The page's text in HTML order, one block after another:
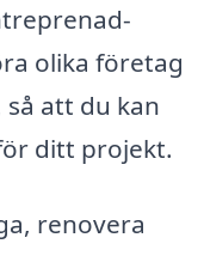
olika företag
att du kan
ditt projekt.
renovera